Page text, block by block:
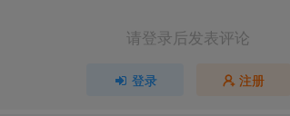
请登录后发表评论
登录 注册